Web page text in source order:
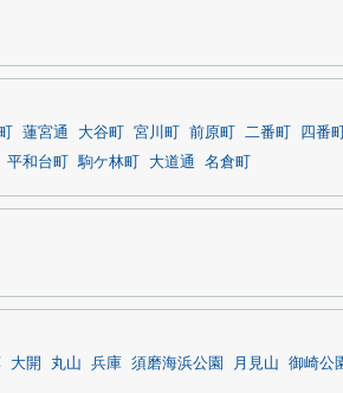
蓮宮通 大谷町 宮川町 前原町 二番町 四番町
平和台町 駒ケ林町 大道通 名倉町
大開 丸山 兵庫 須磨海浜公園 月見山 御崎公